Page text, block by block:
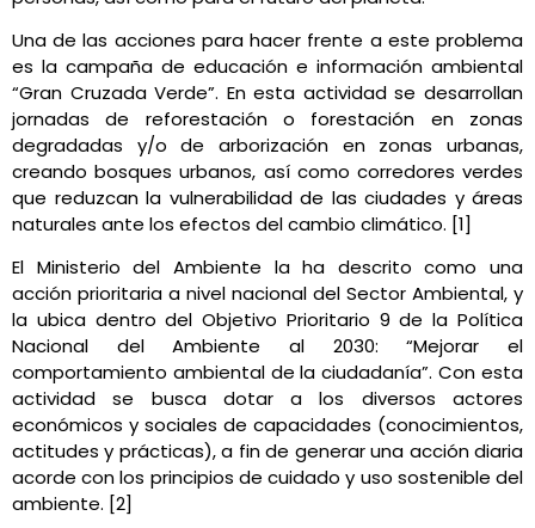
Una de las acciones para hacer frente a este problema
es la campaña de educación e información ambiental
“Gran Cruzada Verde”. En esta actividad se desarrollan
jornadas de reforestación o forestación en zonas
degradadas y/o de arborización en zonas urbanas,
creando bosques urbanos, así como corredores verdes
que reduzcan la vulnerabilidad de las ciudades y áreas
naturales ante los efectos del cambio climático. [1]
El Ministerio del Ambiente la ha descrito como una
acción prioritaria a nivel nacional del Sector Ambiental, y
la ubica dentro del Objetivo Prioritario 9 de la Política
Nacional del Ambiente al 2030: “Mejorar el
comportamiento ambiental de la ciudadanía”. Con esta
actividad se busca dotar a los diversos actores
económicos y sociales de capacidades (conocimientos,
actitudes y prácticas), a fin de generar una acción diaria
acorde con los principios de cuidado y uso sostenible del
ambiente. [2]